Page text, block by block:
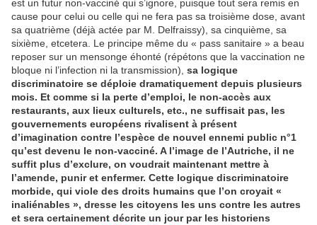
est un futur non-vacciné qui s’ignore, puisque tout sera remis en
cause pour celui ou celle qui ne fera pas sa troisième dose, avant
sa quatrième (déjà actée par M. Delfraissy), sa cinquième, sa
sixième, etcetera. Le principe même du « pass sanitaire » a beau
reposer sur un mensonge éhonté (répétons que la vaccination ne
bloque ni l’infection ni la transmission), sa logique
discriminatoire se déploie dramatiquement depuis plusieurs
mois. Et comme si la perte d’emploi, le non-accès aux
restaurants, aux lieux culturels, etc., ne suffisait pas, les
gouvernements européens rivalisent à présent
d’imagination contre l’espèce de nouvel ennemi public n°1
qu’est devenu le non-vacciné. A l’image de l’Autriche, il ne
suffit plus d’exclure, on voudrait maintenant mettre à
l’amende, punir et enfermer. Cette logique discriminatoire
morbide, qui viole des droits humains que l’on croyait «
inaliénables », dresse les citoyens les uns contre les autres
et sera certainement décrite un jour par les historiens